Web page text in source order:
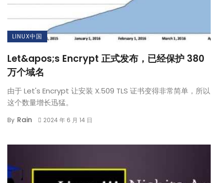
LINUX中国
Let&apos;s Encrypt 正式发布，已经保护 380
万个域名
由于 Let's Encrypt 让安装 X.509 TLS 证书变得非常简单，所以
这个数量增长迅猛。
By Rain 2024 年 6 月 14 日